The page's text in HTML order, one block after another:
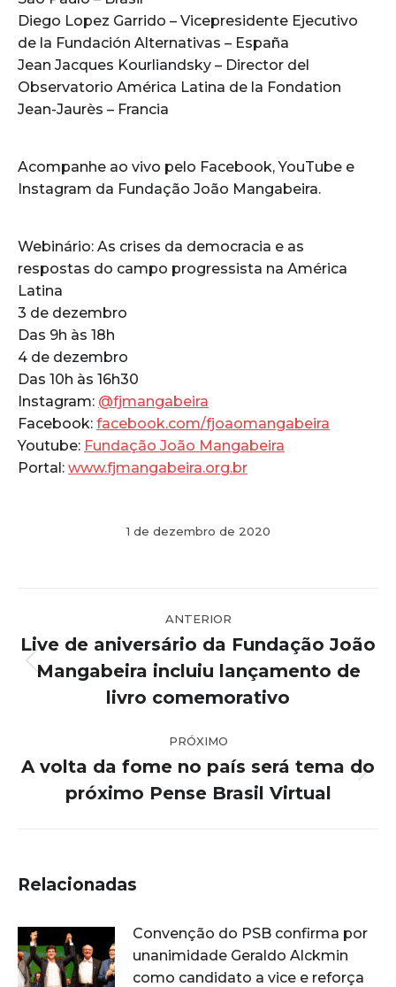
Diego Lopez Garrido – Vicepresidente Ejecutivo
de la Fundación Alternativas – España
Jean Jacques Kourliandsky – Director del
Observatorio América Latina de la Fondation
Jean-Jaurès – Francia
Acompanhe ao vivo pelo Facebook, YouTube e
Instagram da Fundação João Mangabeira.
Webinário: As crises da democracia e as
respostas do campo progressista na América
Latina
3 de dezembro
Das 9h às 18h
4 de dezembro
Das 10h às 16h30
Instagram: @fjmangabeira
Facebook: facebook.com/fjoaomangabeira
Youtube: Fundação João Mangabeira
Portal: www.fjmangabeira.org.br
1 de dezembro de 2020
de
post:
ANTERIOR
Post
anterior:
Live de aniversário da Fundação João
Mangabeira incluiu lançamento de
livro comemorativo
PRÓXIMO
Próximo
post:
A volta da fome no país será tema do
próximo Pense Brasil Virtual
Relacionadas
Convenção do PSB confirma por
unanimidade Geraldo Alckmin
como candidato a vice e reforça